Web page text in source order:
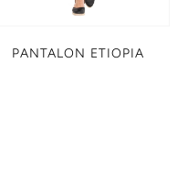
PANTALON ETIOPIA